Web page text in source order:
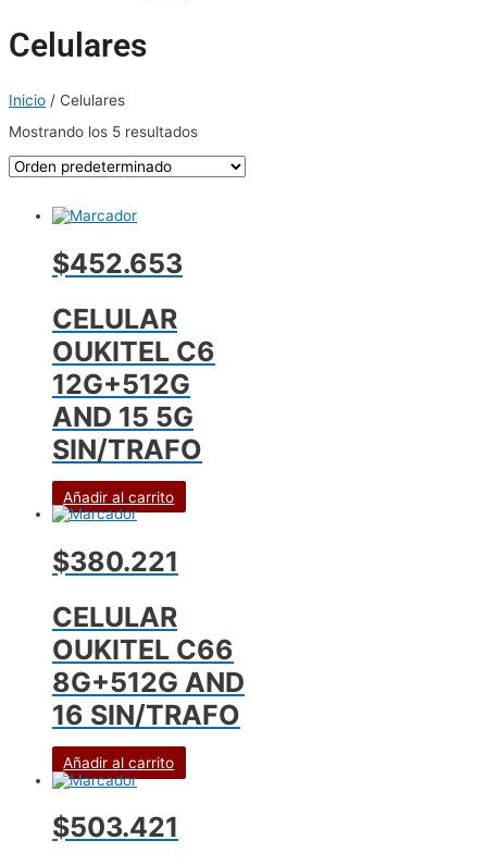
Celulares
Inicio / Celulares
Mostrando los 5 resultados
$452.653
CELULAR
OUKITEL C6
12G+512G
AND 15 5G
SIN/TRAFO
Añadir al carrito
$380.221
CELULAR
OUKITEL C66
8G+512G AND
16 SIN/TRAFO
Añadir al carrito
$503.421